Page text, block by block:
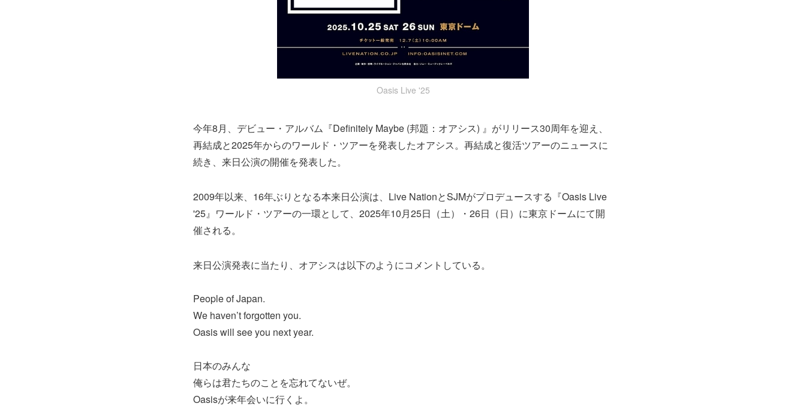
Oasis Live '25
今年8月、デビュー・アルバム『Definitely Maybe (邦題：オアシス) 』がリリース30周年を迎え、
再結成と2025年からのワールド・ツアーを発表したオアシス。再結成と復活ツアーのニュースに
続き、来日公演の開催を発表した。
2009年以来、16年ぶりとなる本来日公演は、Live NationとSJMがプロデュースする『Oasis Live
'25』ワールド・ツアーの一環として、2025年10月25日（土）・26日（日）に東京ドームにて開
催される。
来日公演発表に当たり、オアシスは以下のようにコメントしている。
People of Japan.
We haven’t forgotten you.
Oasis will see you next year.
日本のみんな
俺らは君たちのことを忘れてないぜ。
Oasisが来年会いに行くよ。